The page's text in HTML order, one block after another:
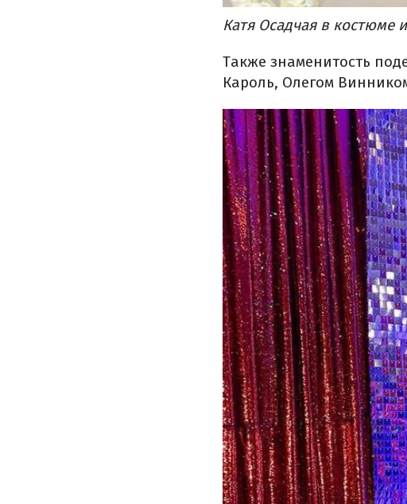
Катя Осадчая в костюме
Также знаменитость
Кароль, Олегом